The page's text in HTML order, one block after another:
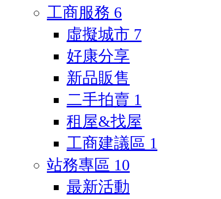
工商服務 6
虛擬城市 7
好康分享
新品販售
二手拍賣 1
租屋&找屋
工商建議區 1
站務專區 10
最新活動